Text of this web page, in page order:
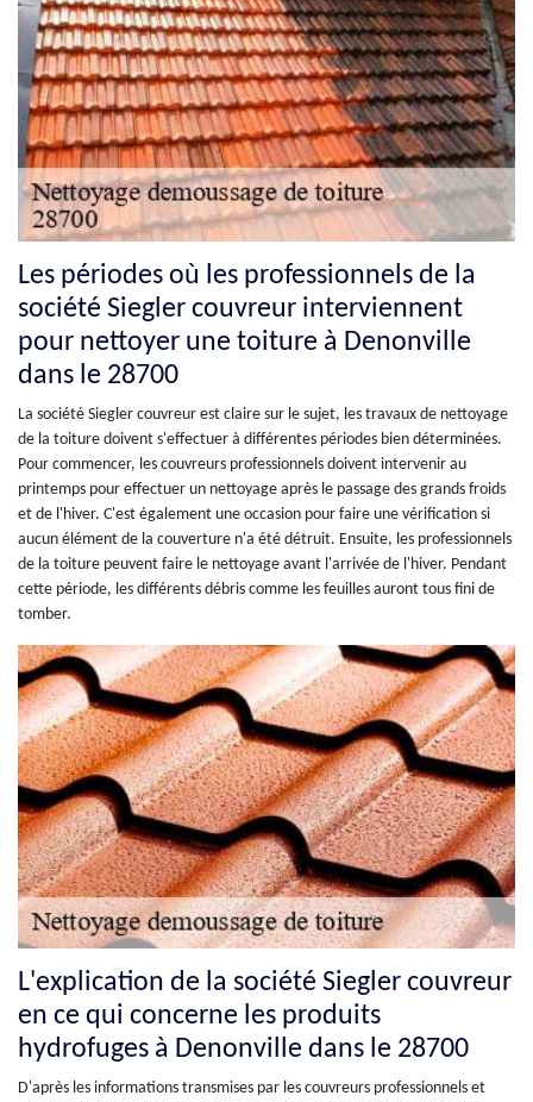
Les périodes où les professionnels de la
société Siegler couvreur interviennent
pour nettoyer une toiture à Denonville
dans le 28700
La société Siegler couvreur est claire sur le sujet, les travaux de nettoyage
de la toiture doivent s'effectuer à différentes périodes bien déterminées.
Pour commencer, les couvreurs professionnels doivent intervenir au
printemps pour effectuer un nettoyage après le passage des grands froids
et de l'hiver. C'est également une occasion pour faire une vérification si
aucun élément de la couverture n'a été détruit. Ensuite, les professionnels
de la toiture peuvent faire le nettoyage avant l'arrivée de l'hiver. Pendant
cette période, les différents débris comme les feuilles auront tous fini de
tomber.
L'explication de la société Siegler couvreur
en ce qui concerne les produits
hydrofuges à Denonville dans le 28700
D'après les informations transmises par les couvreurs professionnels et